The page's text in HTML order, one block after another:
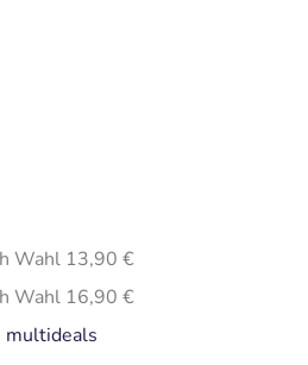
Wahl 13,90 €
Wahl 16,90 €
multideals